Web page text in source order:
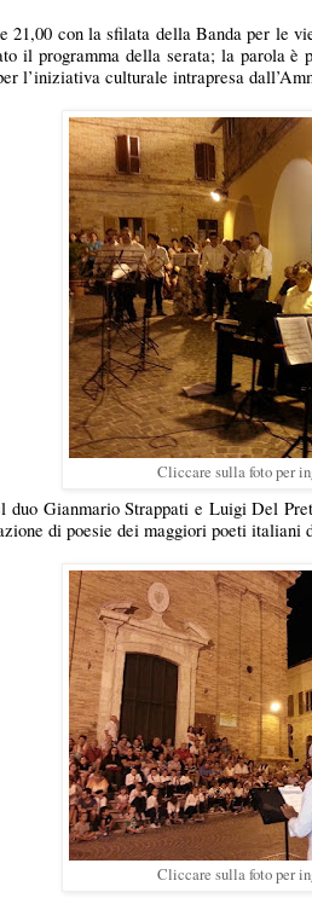
21,00 con la sfilata della Banda per le
il programma della serata; la parola
l’iniziativa culturale intrapresa
Cliccare sulla foto per
duo Gianmario Strappati e Luigi Del
di poesie dei maggiori poeti
Cliccare sulla foto per